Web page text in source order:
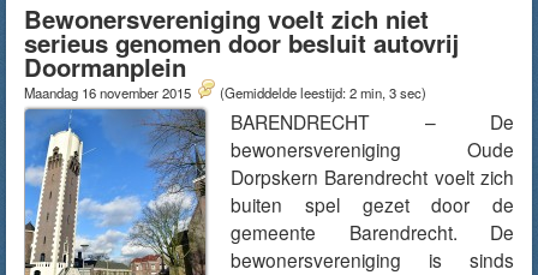
Bewonersvereniging voelt zich niet
serieus genomen door besluit autovrij
Doormanplein
Maandag 16 november 2015 (Gemiddelde leestijd: 2 min, 3 sec)
BARENDRECHT – De
bewonersvereniging Oude
Dorpskern Barendrecht voelt zich
buiten spel gezet door de
gemeente Barendrecht. De
bewonersvereniging is sinds